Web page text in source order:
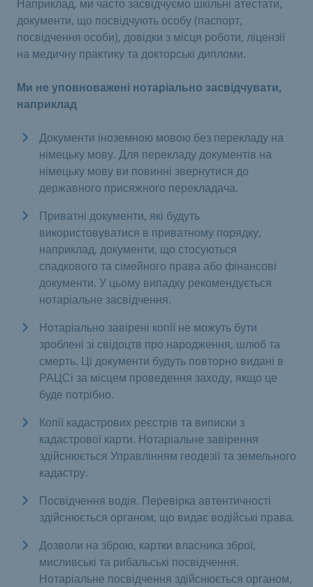
Наприклад, ми часто засвідчуємо шкільні атестати,
документи, що посвідчують особу (паспорт,
посвідчення особи), довідки з місця роботи, ліцензії
на медичну практику та докторські дипломи.
Ми не уповноважені нотаріально засвідчувати,
наприклад
Документи іноземною мовою без перекладу на
німецьку мову. Для перекладу документів на
німецьку мову ви повинні звернутися до
державного присяжного перекладача.
Приватні документи, які будуть
використовуватися в приватному порядку,
наприклад, документи, що стосуються
спадкового та сімейного права або фінансові
документи. У цьому випадку рекомендується
нотаріальне засвідчення.
Нотаріально завірені копії не можуть бути
зроблені зі свідоцтв про народження, шлюб та
смерть. Ці документи будуть повторно видані в
РАЦСі за місцем проведення заходу, якщо це
буде потрібно.
Копії кадастрових реєстрів та виписки з
кадастрової карти. Нотаріальне завірення
здійснюється Управлінням геодезії та земельного
кадастру.
Посвідчення водія. Перевірка автентичності
здійснюється органом, що видає водійські права.
Дозволи на зброю, картки власника зброї,
мисливські та рибальські посвідчення.
Нотаріальне посвідчення здійснюється органом,